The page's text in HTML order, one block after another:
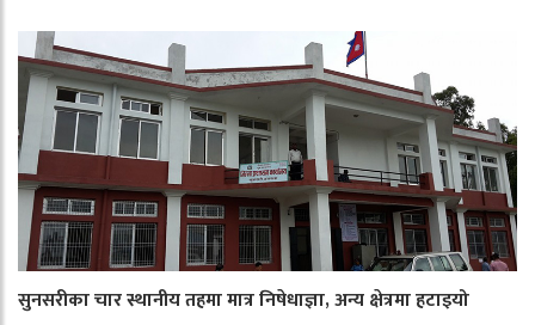
सुनसरीका चार स्थानीय तहमा मात्र निषेधाज्ञा, अन्य क्षेत्रमा हटाइयो